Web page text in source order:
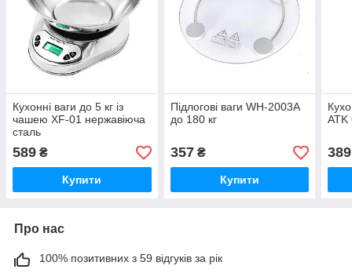
Кухонні ваги до 5 кг із
чашею XF-01 нержавіюча
сталь
589 ₴
Купити
Підлогові ваги WH-2003A
до 180 кг
357₴
Купити
ATK
389
Про нас
100% позитивних з 59 відгуків за рік